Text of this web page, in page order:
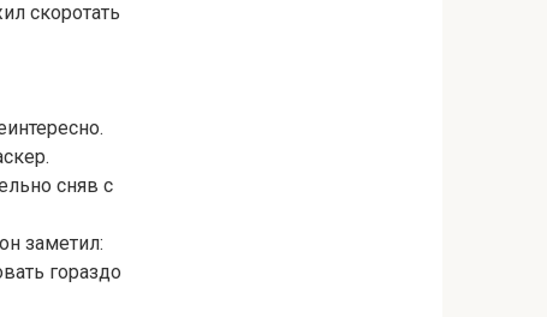
скоротать
сняв с
заметил:
гораздо